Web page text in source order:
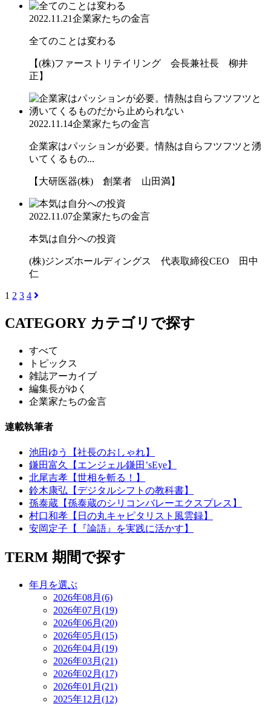
2022.11.21企業家たちの金言
全てのことは変わる
【(株)ファーストリテイリング 会長兼社長 柳井
正】
2022.11.14企業家たちの金言
企業家はパッションが必要。情熱は自らフツフツと湧
いてくるもの...
【大研医器(株) 創業者 山田満】
2022.11.07企業家たちの金言
本気は自分への投資
(株)ジンズホールディングス 代表取締役CEO 田中
仁
1 2 3 4
CATEGORY カテゴリで探す
すべて
トピックス
雑誌アーカイブ
編集長がゆく
企業家たちの金言
連載執筆者
池田ゆう【社長のおしゃれ】
鎌田富久【エンジェル鎌田’sEye】
北尾吉孝【世相を斬る！】
鈴木康弘【デジタルシフトの教科書】
孫泰蔵【孫泰蔵のシリコンバレーエクスプレス】
村口和孝【日の丸キャピタリスト風雲録】
安岡定子【『論語』を実践に活かす】
TERM 期間で探す
年月を選ぶ
2026年08月(6)
2026年07月(19)
2026年06月(20)
2026年05月(15)
2026年04月(19)
2026年03月(21)
2026年02月(17)
2026年01月(21)
2025年12月(12)